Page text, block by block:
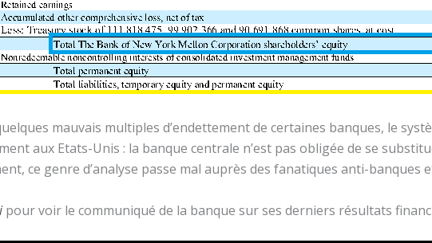
mauvais multiples d’endettement de certaines banques, le
aux Etats-Unis : la banque centrale n’est pas obligée de se
ce genre d’analyse passe mal auprès des fanatiques anti-banques
pour voir le communiqué de la banque sur ses derniers résultats